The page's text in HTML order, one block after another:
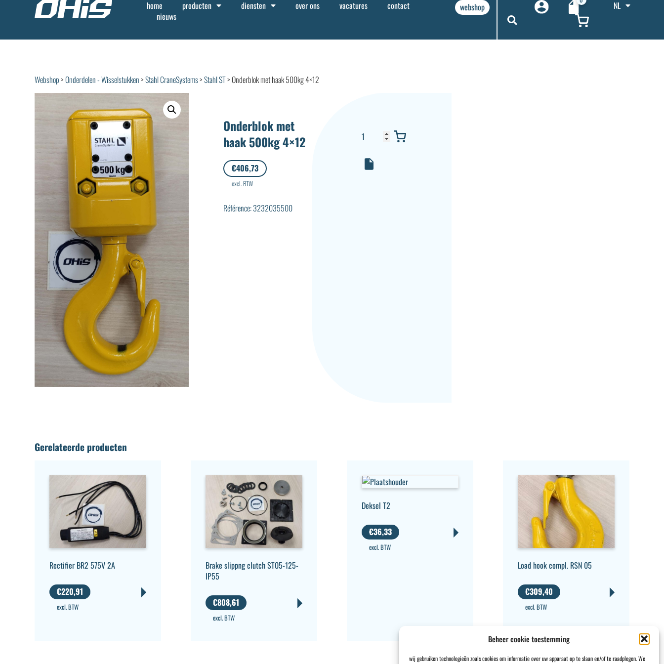
Beheer cookie toestemming
wij gebruiken technologieën zoals cookies om informatie over uw apparaat op te slaan en/of te raadplegen. We
home producten diensten over ons vacatures
contact
nieuws
webshop NL
Webshop>Onderdelen - Wisselstukken>Stahl CraneSystems>Stahl ST> Onderblok met haak 500kg 4×12
Onderblok met
haak 500kg 4×12
€406,73
excl. BTW
Référence: 3232035500
Gerelateerde producten
Rectifier BR2 575V 2A
€220,91
excl. BTW
Brake slippng clutch ST05-125-
IP55
€808,61
excl. BTW
Deksel T2
€36,33
excl. BTW
Load hook compl. RSN 05
€309,40
excl. BTW